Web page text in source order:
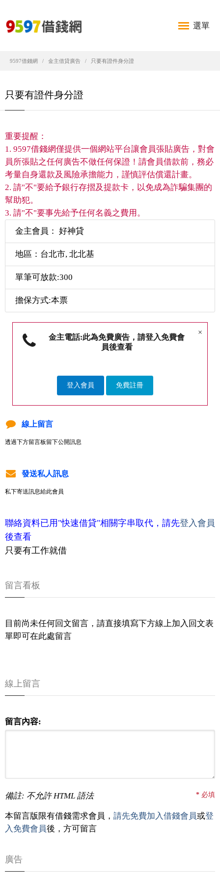
選單
9597借錢網 金主借貸廣告 只要有證件身分證
只要有證件身分證
重要提醒：
1. 9597借錢網僅提供一個網站平台讓會員張貼廣告，對會
員所張貼之任何廣告不做任何保證！請會員借款前，務必
考量自身還款及風險承擔能力，謹慎評估償還計畫。
2. 請"不"要給予銀行存摺及提款卡，以免成為詐騙集團的
幫助犯。
3. 請"不"要事先給予任何名義之費用。
金主會員： 好神貸
地區：台北市, 北北基
單筆可放款:300
擔保方式:本票
×
金主電話:此為免費廣告，請登入免費會
員後查看
登入會員 免費註冊
線上留言
透過下方留言板留下公開訊息
發送私人訊息
私下寄送訊息給此會員
聯絡資料已用"快速借貸"相關字串取代，請先登入會員
後查看
只要有工作就借
留言看板
目前尚未任何回文留言，請直接填寫下方線上加入回文表
單即可在此處留言
線上留言
留言內容:
備註: 不允許 HTML 語法 * 必填
本留言版限有借錢需求會員， 請先免費加入借錢會員或登
入免費會員後，方可留言
廣告